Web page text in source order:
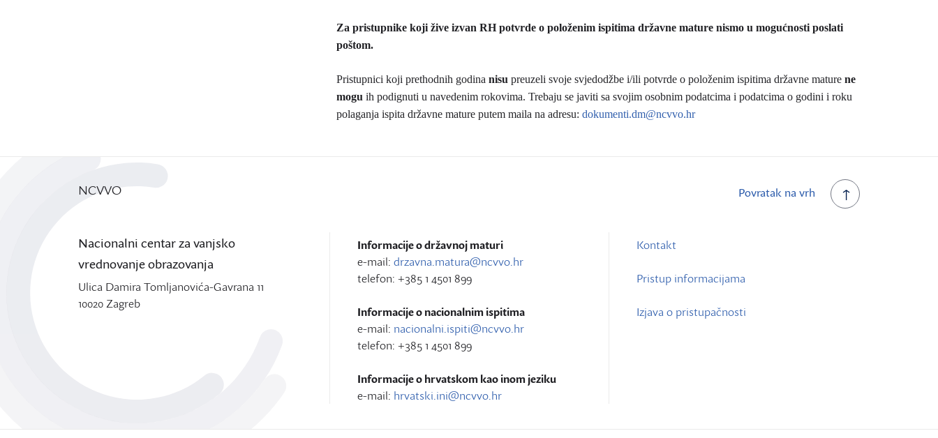
Za pristupnike koji žive izvan RH potvrde o položenim ispitima državne mature nismo u mogućnosti poslati
poštom.
Pristupnici koji prethodnih godina nisu preuzeli svoje svjedodžbe i/ili potvrde o položenim ispitima državne mature ne
mogu ih podignuti u navedenim rokovima. Trebaju se javiti sa svojim osobnim podatcima i podatcima o godini i roku
polaganja ispita državne mature putem maila na adresu: dokumenti.dm@ncvvo.hr
Povratak na vrh
NCVVO
Nacionalni centar za vanjsko
vrednovanje obrazovanja
Ulica Damira Tomljanovića-Gavrana 11
10020 Zagreb
Informacije o državnoj maturi
e-mail: drzavna.matura@ncvvo.hr
telefon: +385 1 4501 899
Informacije o nacionalnim ispitima
e-mail: nacionalni.ispiti@ncvvo.hr
telefon: +385 1 4501 899
Informacije o hrvatskom kao inom jeziku
e-mail: hrvatski.ini@ncvvo.hr
Kontakt
Pristup informacijama
Izjava o pristupačnosti